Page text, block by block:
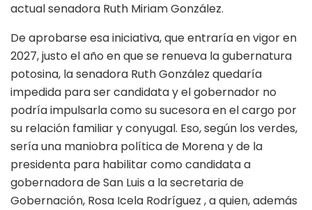
actual senadora Ruth Miriam González.
De aprobarse esa iniciativa, que entraría en vigor en
2027, justo el año en que se renueva la gubernatura
potosina, la senadora Ruth González quedaría
impedida para ser candidata y el gobernador no
podría impulsarla como su sucesora en el cargo por
su relación familiar y conyugal. Eso, según los verdes,
sería una maniobra política de Morena y de la
presidenta para habilitar como candidata a
gobernadora de San Luis a la secretaria de
Gobernación, Rosa Icela Rodríguez , a quien, además